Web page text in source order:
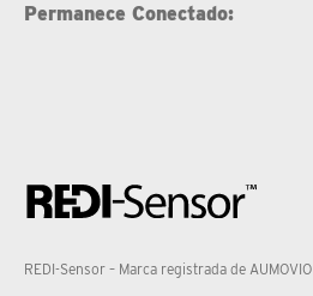
Permanece Conectado:
REDI-Sensor – Marca registrada de AUMOVIO